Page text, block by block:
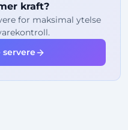
kraft?
for maksimal ytelse